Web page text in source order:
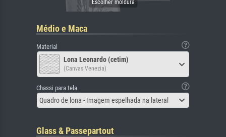
Médio e Maca
Material
Lona Leonardo (cetim)
(Canvas Venezia)
Chassi para tela
Quadro de lona - Imagem espelhada na lateral
Glass & Passepartout